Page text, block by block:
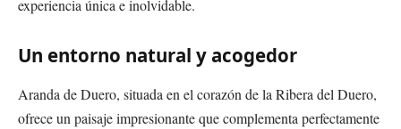
experiencia única e inolvidable.
Un entorno natural y acogedor
Aranda de Duero, situada en el corazón de la Ribera del Duero,
ofrece un paisaje impresionante que complementa perfectamente